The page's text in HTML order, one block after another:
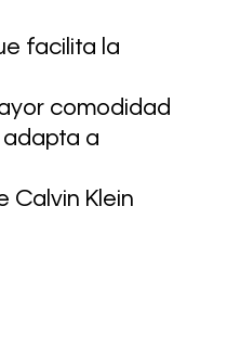
facilita la
comodidad
adapta a
Calvin Klein